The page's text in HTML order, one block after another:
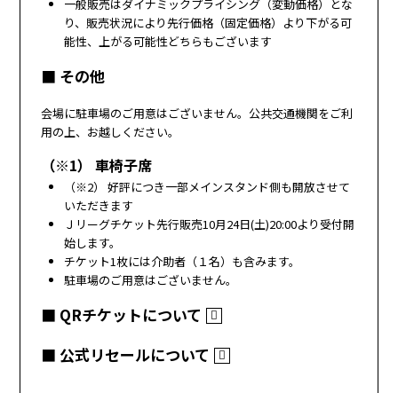
一般販売はダイナミックプライシング（変動価格）とな
り、販売状況により先行価格（固定価格）より下がる可
能性、上がる可能性どちらもございます
■ その他
会場に駐車場のご用意はございません。公共交通機関をご利
用の上、お越しください。
（※1） 車椅子席
（※2） 好評につき一部メインスタンド側も開放させて
いただきます
Ｊリーグチケット先行販売10月24日(土)20:00より受付開
始します。
チケット1枚には介助者（１名）も含みます。
駐車場のご用意はございません。
■ QRチケットについて
■ 公式リセールについて